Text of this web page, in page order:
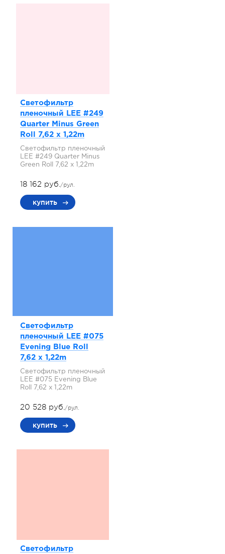
Светофильтр
пленочный LEE #249
Quarter Minus Green
Roll 7,62 x 1,22m
Светофильтр пленочный
LEE #249 Quarter Minus
Green Roll 7,62 x 1,22m
18 162 руб./рул.
купить
Светофильтр
пленочный LEE #075
Evening Blue Roll
7,62 x 1,22m
Светофильтр пленочный
LEE #075 Evening Blue
Roll 7,62 x 1,22m
20 528 руб./рул.
купить
Светофильтр